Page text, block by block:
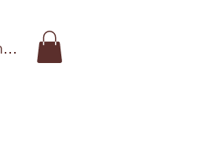
สู่ระบบ